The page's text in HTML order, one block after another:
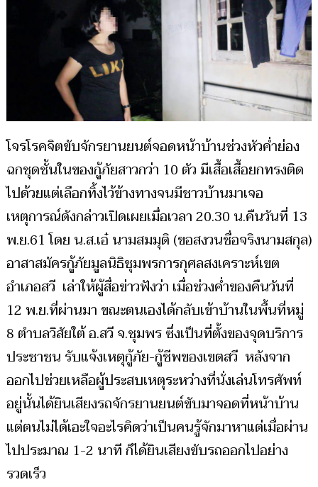
หน้า
บ้าน
ตัว
โจรโรคจิตขับจักรยานยนต์จอดหน้าบ้านช่วงหัวค่ำย่อง
ฉกชุดชั้นในของกู้ภัยสาวกว่า 10 ตัว มีเสื้อเสื้อยกทรงติด
ไปด้วยแต่เลือกทิ้งไว้ข้างทางจนมีชาวบ้านมาเจอ
เหตุการณ์ดังกล่าวเปิดเผยเมื่อเวลา 20.30 น.คืนวันที่ 13
พ.ย.61 โดย น.ส.เอ๋ นามสมมุติ (ขอสงวนชื่อจริงนามสกุล)
อาสาสมัครกู้ภัยมูลนิธิชุมพรการกุศลสงเคราะห์เขต
อำเภอสวี เล่าให้ผู้สื่อข่าวฟังว่า เมื่อช่วงค่ำของคืนวันที่
12 พ.ย.ที่ผ่านมา ขณะตนเองได้กลับเข้าบ้านในพื้นที่หมู่
8 ตำบลวิสัยใต้ อ.สวี จ.ชุมพร ซึ่งเป็นที่ตั้งของจุดบริการ
ประชาชน รับแจ้งเหตุกู้ภัย-กู้ชีพของเขตสวี หลังจาก
ออกไปช่วยเหลือผู้ประสบเหตุระหว่างที่นั่งเล่นโทรศัพท์
อยู่นั้นได้ยินเสียงรถจักรยานยนต์ขับมาจอดที่หน้าบ้าน
แต่ตนไม่ได้เอะใจอะไรคิดว่าเป็นคนรู้จักมาหาแต่เมื่อผ่าน
ไปประมาณ 1-2 นาที ก็ได้ยินเสียงขับรถออกไปอย่าง
รวดเร็ว